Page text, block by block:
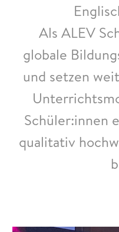
Als ALEV
globale
und setzen
Schüler:innen
qualitativ